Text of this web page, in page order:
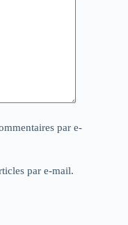
par e-
par e-mail.